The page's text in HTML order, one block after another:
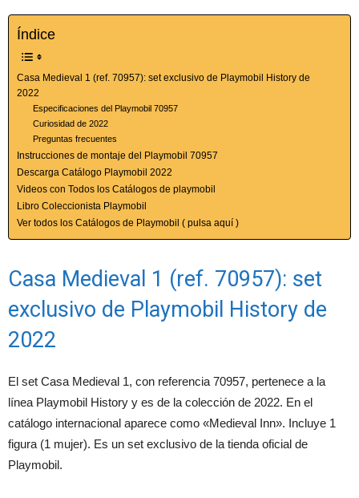
Índice
Casa Medieval 1 (ref. 70957): set exclusivo de Playmobil History de
2022
Especificaciones del Playmobil 70957
Curiosidad de 2022
Preguntas frecuentes
Instrucciones de montaje del Playmobil 70957
Descarga Catálogo Playmobil 2022
Videos con Todos los Catálogos de playmobil
Libro Coleccionista Playmobil
Ver todos los Catálogos de Playmobil ( pulsa aquí )
Casa Medieval 1 (ref. 70957): set
exclusivo de Playmobil History de
2022
El set Casa Medieval 1, con referencia 70957, pertenece a la
línea Playmobil History y es de la colección de 2022. En el
catálogo internacional aparece como «Medieval Inn». Incluye 1
figura (1 mujer). Es un set exclusivo de la tienda oficial de
Playmobil.